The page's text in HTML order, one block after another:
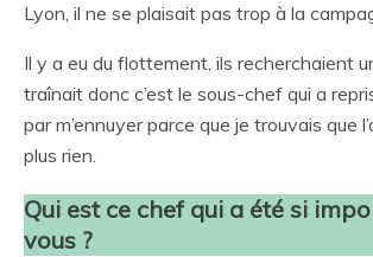
Lyon, il ne se plaisait pas trop à la
Il y a eu du flottement, ils recherchaient
traînait donc c’est le sous-chef qui a
par m’ennuyer parce que je trouvais que
plus rien.
Qui est ce chef qui a été si
vous ?